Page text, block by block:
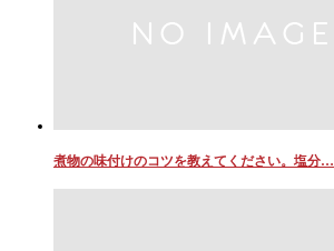
煮物の味付けのコツを教えてください。塩分…